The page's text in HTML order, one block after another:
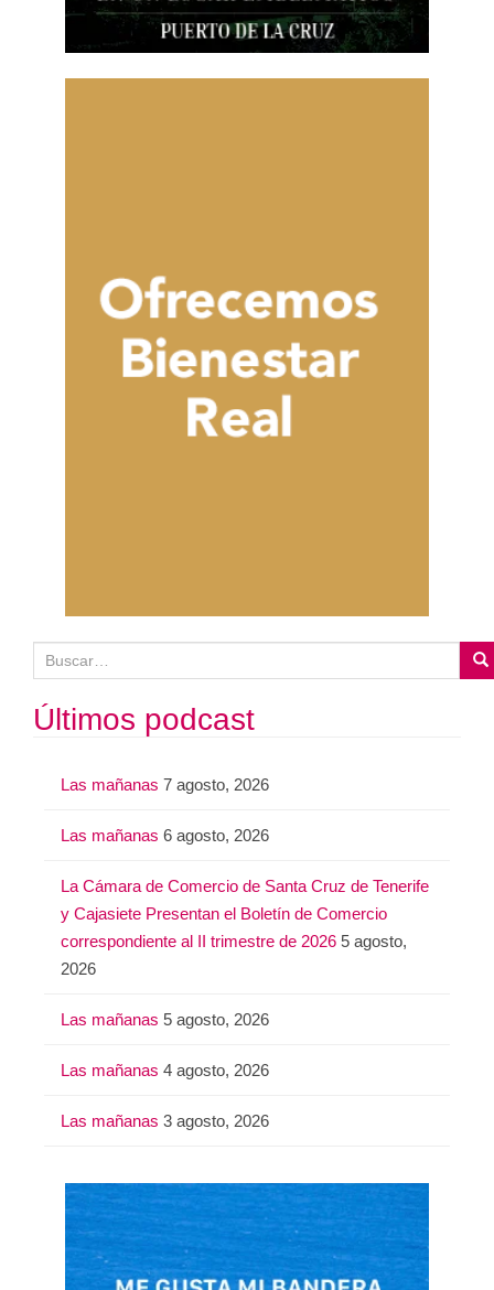
u
sÚltimos podcast
Las mañanas 7 agosto, 2026
Las mañanas 6 agosto, 2026
La Cámara de Comercio de Santa Cruz de Tenerife
y Cajasiete Presentan el Boletín de Comercio
correspondiente al II trimestre de 2026 5 agosto,
2026
Las mañanas 5 agosto, 2026
Las mañanas 4 agosto, 2026
Las mañanas 3 agosto, 2026